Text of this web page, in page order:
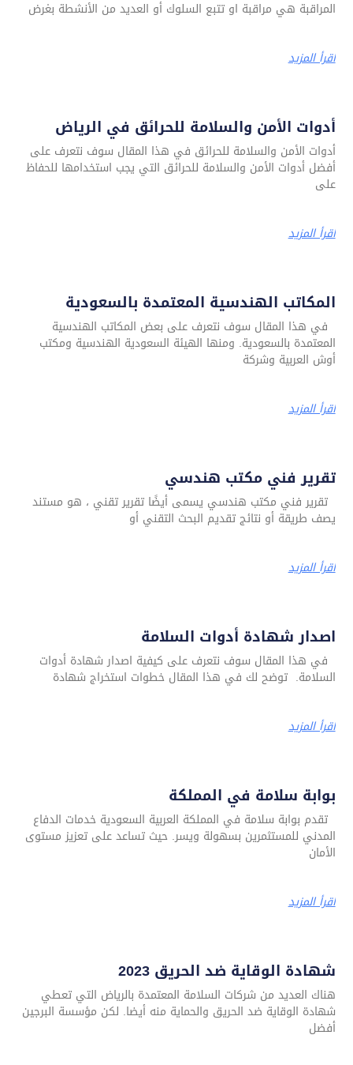
المراقبة هي مراقبة او تتبع السلوك أو العديد من الأنشطة بغرض
اقرأ المزيد
أدوات الأمن والسلامة للحرائق في الرياض
أدوات الأمن والسلامة للحرائق في هذا المقال سوف نتعرف على
أفضل أدوات الأمن والسلامة للحرائق التي يجب استخدامها للحفاظ
على
اقرأ المزيد
المكاتب الهندسية المعتمدة بالسعودية
في هذا المقال سوف نتعرف على بعض المكاتب الهندسية
المعتمدة بالسعودية. ومنها الهيئة السعودية الهندسية ومكتب
أوش العربية وشركة
اقرأ المزيد
تقرير فني مكتب هندسي
تقرير فني مكتب هندسي يسمى أيضًا تقرير تقني ، هو مستند
يصف طريقة أو نتائج تقديم البحث التقني أو
اقرأ المزيد
اصدار شهادة أدوات السلامة
في هذا المقال سوف نتعرف على كيفية اصدار شهادة أدوات
السلامة. توضح لك في هذا المقال خطوات استخراج شهادة
اقرأ المزيد
بوابة سلامة في المملكة
تقدم بوابة سلامة في المملكة العربية السعودية خدمات الدفاع
المدني للمستثمرين بسهولة ويسر. حيث تساعد على تعزيز مستوى
الأمان
اقرأ المزيد
شهادة الوقاية ضد الحريق 2023
هناك العديد من شركات السلامة المعتمدة بالرياض التي تعطي
شهادة الوقاية ضد الحريق والحماية منه أيضا. لكن مؤسسة البرجين
أفضل